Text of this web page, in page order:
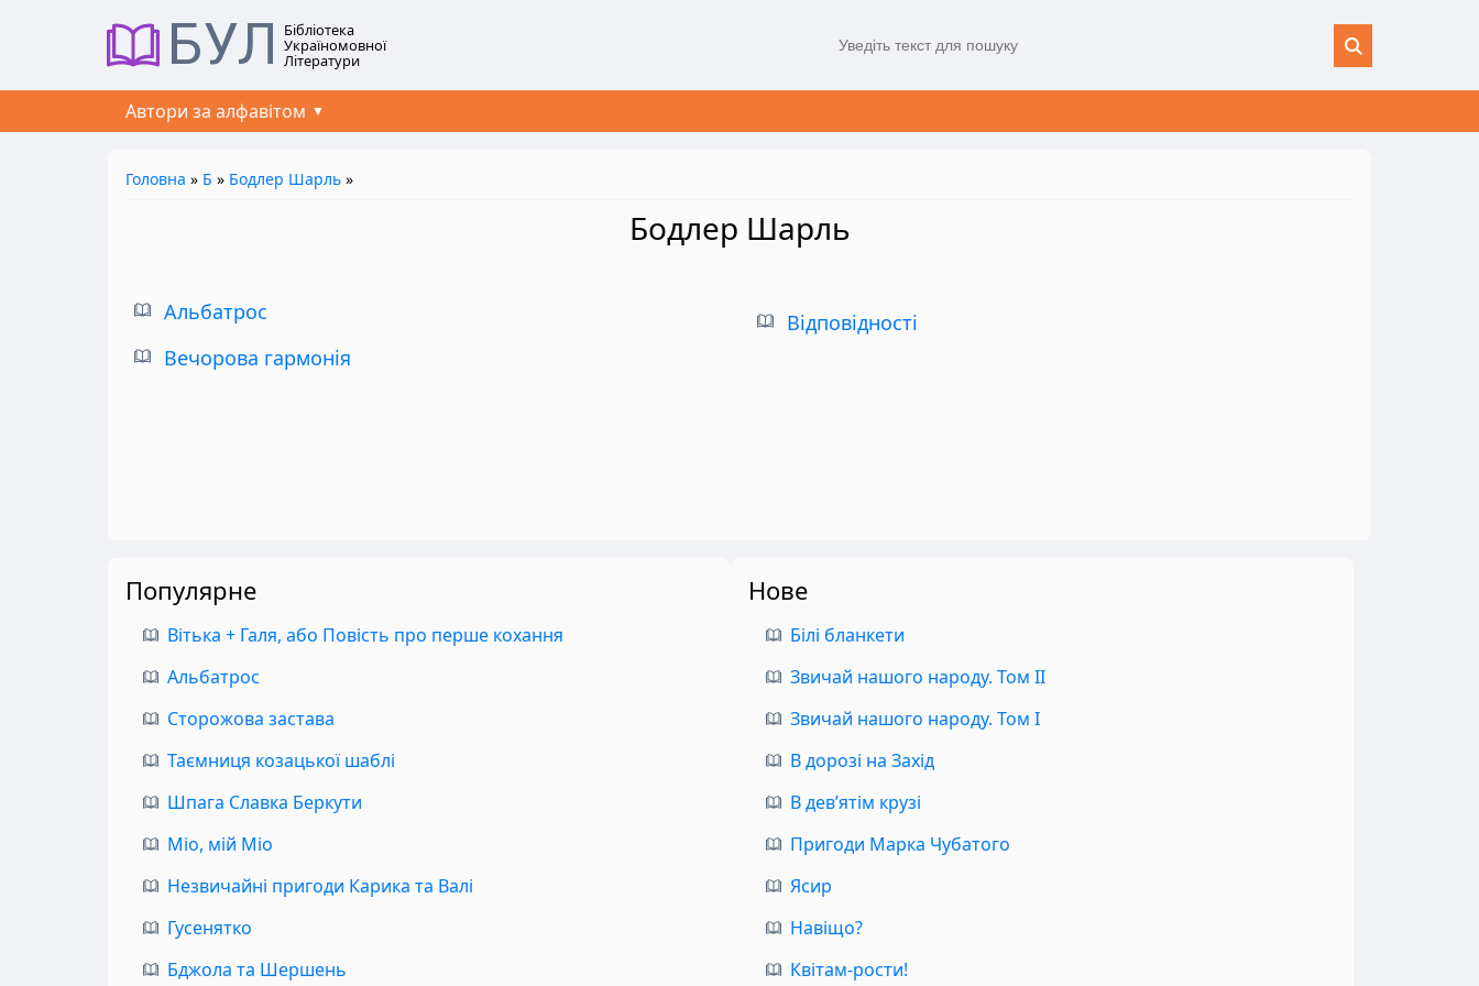
БУЛ Бібліотека
Україномовної
Літератури
Автори за алфавітом
Головна » Б » Бодлер Шарль »
Бодлер Шарль
Альбатрос
Вечорова гармонія
Відповідності
Популярне
Вітька + Галя, або Повість про перше кохання
Альбатрос
Сторожова застава
Таємниця козацької шаблі
Шпага Славка Беркути
Міо, мій Міо
Незвичайні пригоди Карика та Валі
Гусенятко
Бджола та Шершень
Нове
Білі бланкети
Звичай нашого народу. Том II
Звичай нашого народу. Том I
В дорозі на Захід
В дев’ятім крузі
Пригоди Марка Чубатого
Ясир
Навіщо?
Квітам-рости!